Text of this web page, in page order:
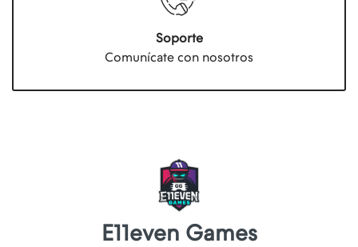
Soporte
Comunícate con nosotros
E11even Games